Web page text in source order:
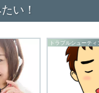
い！
トラブルシューテ